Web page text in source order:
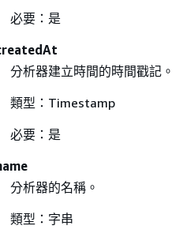
必要：是
分析器建立時間的時間戳記。
類型：Timestamp
必要：是
分析器的名稱。
類型：字串